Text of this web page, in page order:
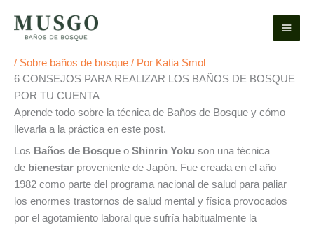
contenido
/ Sobre baños de bosque / Por Katia Smol
6 CONSEJOS PARA REALIZAR LOS BAÑOS DE BOSQUE
POR TU CUENTA
Aprende todo sobre la técnica de Baños de Bosque y cómo
llevarla a la práctica en este post.
Los Baños de Bosque o Shinrin Yoku ​son una técnica
de bienestar proveniente de Japón. Fue creada en el año
1982 como parte del programa nacional de salud para paliar
los enormes trastornos de salud mental y física provocados
por el agotamiento laboral que sufría habitualmente la